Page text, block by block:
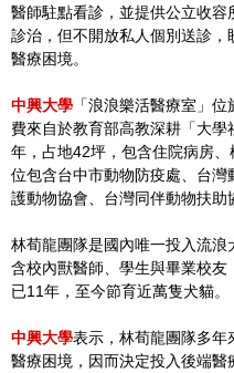
醫師駐點看診，並提供公立收
診治，但不開放私人個別送診
醫療困境。
中興大學 「浪浪樂活醫療室」
費來自於教育部高教深耕「大
年，占地42坪，包含住院病房
位包含台中市動物防疫處、台
護動物協會、台灣同伴動物扶助
林荀龍團隊是國內唯一投入流
含校內獸醫師、學生與畢業校
已11年，至今節育近萬隻犬貓。
中興大學表示，林荀龍團隊多年
醫療困境，因而決定投入後端